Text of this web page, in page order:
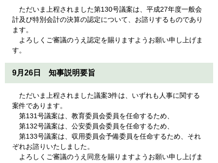
ただいま上程されました第130号議案は、平成27年度一般会
計及び特別会計の決算の認定について、お諮りするものであり
ます。
よろしくご審議のうえ認定を賜りますようお願い申し上げま
す。
9月26日 知事説明要旨
ただいま上程されました議案3件は、いずれも人事に関する
案件であります。
第131号議案は、教育委員会委員を任命するため、
第132号議案は、公安委員会委員を任命するため、
第133号議案は、収用委員会予備委員を任命するため、それ
ぞれお諮りいたしました。
よろしくご審議のうえ同意を賜りますようお願い申し上げま